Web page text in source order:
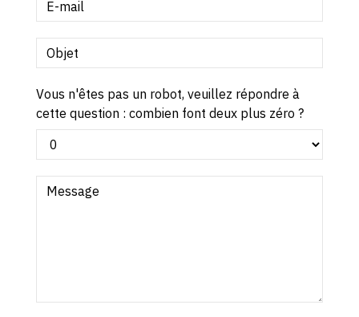
Vous n'êtes pas un robot, veuillez répondre à
cette question : combien font deux plus zéro ?